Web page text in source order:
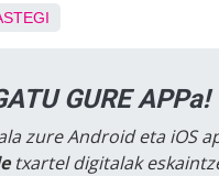
GURE APPa!
zure Android eta iOS
txartel digitalak